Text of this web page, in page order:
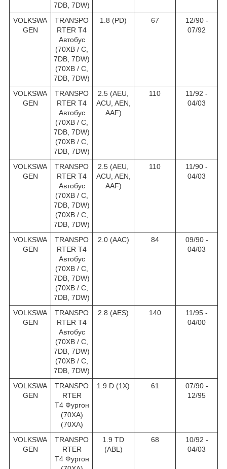
7DB, 7DW)
VOLKSWA
GEN
TRANSPO
RTER T4
Автобус
(70XB / C,
7DB, 7DW)
(70XB / C,
7DB, 7DW)
1.8 (PD) 67
12/90 -
07/92
VOLKSWA
GEN
TRANSPO
RTER T4
Автобус
(70XB / C,
7DB, 7DW)
(70XB / C,
7DB, 7DW)
2.5 (AEU,
ACU, AEN,
AAF)
110
11/92 -
04/03
VOLKSWA
GEN
TRANSPO
RTER T4
Автобус
(70XB / C,
7DB, 7DW)
(70XB / C,
7DB, 7DW)
2.5 (AEU,
ACU, AEN,
AAF)
110
11/90 -
04/03
VOLKSWA
GEN
TRANSPO
RTER T4
Автобус
(70XB / C,
7DB, 7DW)
(70XB / C,
7DB, 7DW)
2.0 (AAC) 84
09/90 -
04/03
VOLKSWA
GEN
TRANSPO
RTER T4
Автобус
(70XB / C,
7DB, 7DW)
(70XB / C,
7DB, 7DW)
2.8 (AES) 140
11/95 -
04/00
VOLKSWA
GEN
TRANSPO
RTER
T4 Фургон
(70XA)
(70XA)
1.9 D (1X) 61
07/90 -
12/95
VOLKSWA
GEN
TRANSPO
RTER
T4 Фургон
1.9 TD
(ABL)
68
10/92 -
04/03